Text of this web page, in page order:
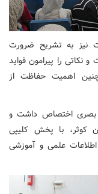
نیز به تشریح ضرورت
نکاتی را پیرامون فواید
اهمیت حفاظت از
بصری اختصاص داشت و
کوثر، با پخش کلیپی
علمی و آموزشی